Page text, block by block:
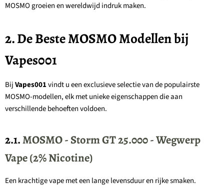
MOSMO groeien en wereldwijd indruk maken.
2. De Beste MOSMO Modellen bij
Vapes001
BijVapes001vindt u een exclusieve selectie van de populairste
MOSMO-modellen, elk met unieke eigenschappen die aan
verschillende behoeften voldoen.
2.1.MOSMO - Storm GT 25.000 - Wegwerp
Vape (2% Nicotine)
Een krachtige vape met een lange levensduur en rijke smaken.